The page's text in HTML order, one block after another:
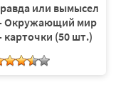
или вымысел
Окружающий мир
(50 шт.)